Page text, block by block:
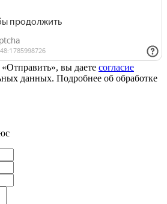
вы даете согласие
данных. Подробнее об обработке